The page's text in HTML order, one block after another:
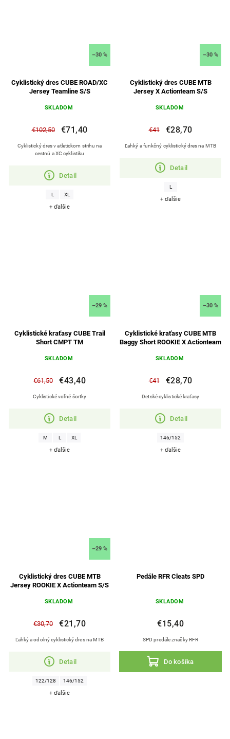
–30 %
Cyklistický dres CUBE ROAD/XC
Jersey Teamline S/S
SKLADOM
€102,50 €71,40
Detail
Cyklistický dres v atletickom strihu na
cestnú a XC cyklistiku
L XL
+ ďalšie
–30 %
Cyklistický dres CUBE MTB
Jersey X Actionteam S/S
SKLADOM
€41 €28,70
Detail
Ľahký a funkčný cyklistický dres na MTB
L
+ ďalšie
–29 %
Cyklistické kraťasy CUBE Trail
Short CMPT TM
SKLADOM
€61,50 €43,40
Detail
Cyklistické voľné šortky
M L XL
+ ďalšie
–30 %
Cyklistické kraťasy CUBE MTB
Baggy Short ROOKIE X Actionteam
SKLADOM
€41 €28,70
Detail
Detské cyklistické kraťasy
146/152
+ ďalšie
–29 %
Cyklistický dres CUBE MTB
Jersey ROOKIE X Actionteam S/S
SKLADOM
€30,70 €21,70
Detail
Ľahký a odolný cyklistický dres na MTB
122/128 146/152
+ ďalšie
Pedále RFR Cleats SPD
SKLADOM
€15,40
Do košíka
SPD predále značky RFR